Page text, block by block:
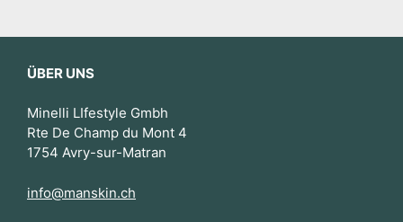
ÜBER UNS
Minelli LIfestyle Gmbh
Rte De Champ du Mont 4
1754 Avry-sur-Matran
info@manskin.ch